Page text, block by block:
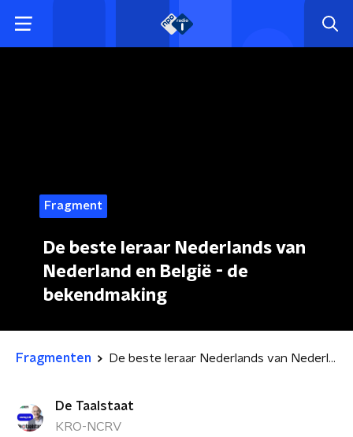
Fragment
De beste leraar Nederlands van
Nederland en België - de
bekendmaking
Fragmenten De beste leraar Nederlands van Nederland en België - de bekendmaking
De Taalstaat
KRO-NCRV